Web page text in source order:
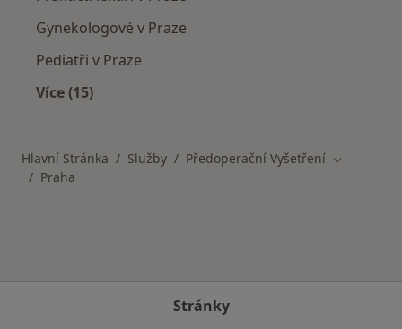
Gynekologové v Praze
Pediatři v Praze
Více (15)
Hlavní Stránka Služby Předoperační Vyšetření Změna
Praha
Stránky